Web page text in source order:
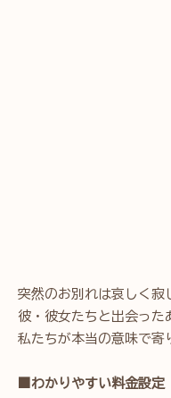
突然のお別れは哀しく寂
彼・彼女たちと出会った
私たちが本当の意味で寄
■わかりやすい料金設定